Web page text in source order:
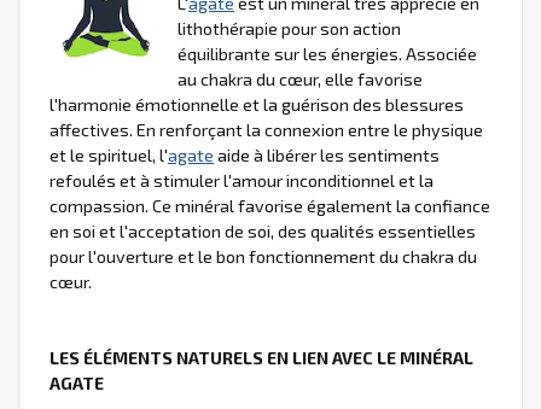
lithothérapie pour son action
équilibrante sur les énergies. Associée
au chakra du cœur, elle favorise
l'harmonie émotionnelle et la guérison des blessures
affectives. En renforçant la connexion entre le physique
et le spirituel, l'agate aide à libérer les sentiments
refoulés et à stimuler l'amour inconditionnel et la
compassion. Ce minéral favorise également la confiance
en soi et l'acceptation de soi, des qualités essentielles
pour l'ouverture et le bon fonctionnement du chakra du
cœur.
LES ÉLÉMENTS NATURELS EN LIEN AVEC LE MINÉRAL
AGATE